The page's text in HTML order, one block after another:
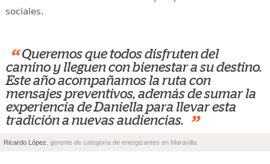
sociales.
“ Queremos que todos disfruten del
camino y lleguen con bienestar a su destino.
Este año acompañamos la ruta con
mensajes preventivos, además de sumar la
experiencia de Daniella para llevar esta
tradición a nuevas audiencias.
”
Ricardo López , gerente de categoría de energizantes en Maravilla.